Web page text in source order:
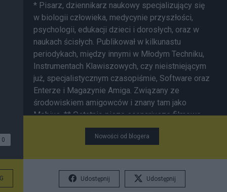
0
* Pisarz, dziennikarz naukowy specjalizujący się
w biologii człowieka, medycynie przyszłości,
psychologii, edukacji dzieci i dorosłych, oraz w
naukach ścisłych. Publikował w kilkunastu
periodykach, między innymi w Młodym Techniku,
Instrumentach Klawiszowych, czy nieistniejącym
już, specjalistycznym czasopiśmie, Software oraz
Enterze i Magazynie Amiga. Związany ze
środowiskiem amigowców i znany tam jako
Mobius. ** Ostatnio pisze scenariusze filmowe.
Pasjonuje się możliwościami filmu w zakresie
tworzenia kultury sensorycznej, totalnej, a także
reklam. Ponadto jest ekspertem AI, artystą
grafikiem i kompozytorem muzyki elektronicznej.
Nowości od blogera
Udostępnij Udostępnij